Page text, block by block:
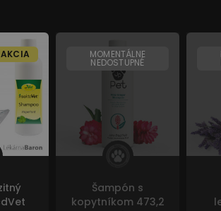
AKCIA MOMENTÁLNE
NEDOSTUPNÉ
Šampón s
kopytníkom 473,2